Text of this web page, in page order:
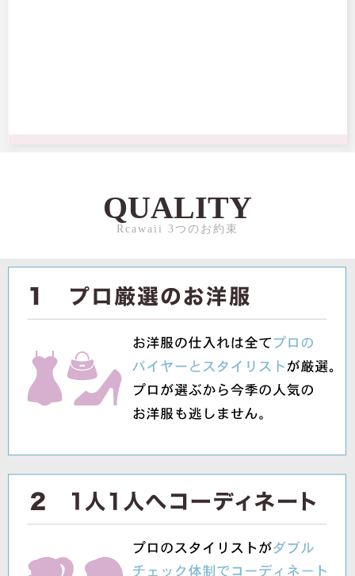
QUALITY
Rcawaii 3つのお約束